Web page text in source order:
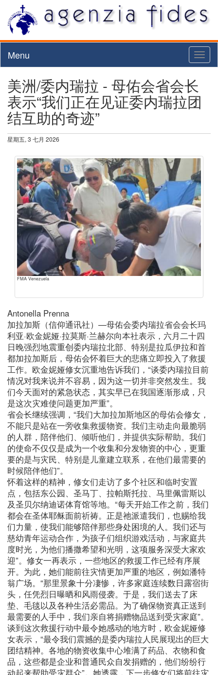
Menu
美洲/委内瑞拉 - 母佑会省会长
表示“我们正在见证委内瑞拉团
结互助的奇迹”
星期五, 3 七月 2026
FMA Venezuela
Antonella Prenna
加拉加斯（信仰通讯社）—母佑会委内瑞拉省会会长玛
利亚·欧金妮娅·拉莫斯·兰赫尔向本社表示，六月二十四
日晚强烈地震重创委内瑞拉北部、特别是拉瓜伊拉和首
都加拉加斯后，母佑会怀着巨大的悲痛立即投入了救援
工作。欧金妮娅修女沉重地告诉我们，“谈委内瑞拉目前
情况对我来说并不容易，因为这一切并非突然发生。我
们今天面对的紧急状态，其实早已在我国逐渐形成，只
是这次灾难使问题更加严重”。
省会长继续强调，“我们大加拉加斯地区的母佑会修女，
不能只是站在一旁收集救援物资。我们主动走向最脆弱
的人群，陪伴他们、倾听他们，并提供实际帮助。我们
的使命不仅仅是成为一个收集和分发物资的中心，更重
要的是与灾民、特别是儿童建立联系，在他们最需要的
时候陪伴他们”。
怀着这样的精神，修女们走访了多个社区和临时安置
点，包括东公园、圣马丁、拉帕斯托拉、马里佩雷斯以
及圣贝尔纳迪诺体育馆等地。“每天开始工作之前，我们
都会在圣体耶稣面前祈祷。正是祂派遣我们，也赐给我
们力量，使我们能够陪伴那些身处困境的人。我们还与
慈幼青年运动合作，为孩子们组织游戏活动，与家庭共
度时光，为他们播撒希望和光明，这项服务深受大家欢
迎”。修女一再表示，一些地区的救援工作已经有序展
开。为此，她们能前往灾情更加严重的地区，例如潘特
翁广场。“那里景象十分凄惨，许多家庭连续数日露宿街
头，任凭烈日曝晒和风雨侵袭。于是，我们送去了床
垫、毛毯以及各种生活必需品。为了确保物资真正送到
最需要的人手中，我们亲自将捐赠物品送到受灾家庭”。
谈到这次救援行动中最令她感动的地方时，欧金妮娅修
女表示，“最令我们震撼的是委内瑞拉人民展现出的巨大
团结精神。各地的物资收集中心堆满了药品、衣物和食
品，这些都是企业和普通民众自发捐赠的，他们纷纷行
动起来帮助受灾群众”。她透露，下一步修女们将前往灾